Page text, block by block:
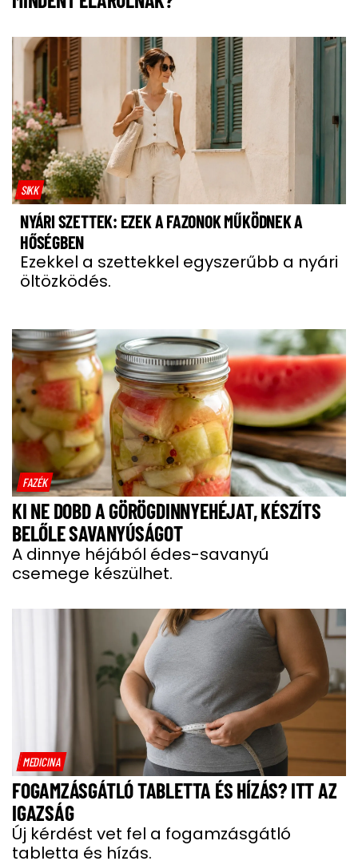
SIKK
NYÁRI SZETTEK: EZEK A FAZONOK MŰKÖDNEK A
HŐSÉGBEN
Ezekkel a szettekkel egyszerűbb a nyári
öltözködés.
FAZÉK
KI NE DOBD A GÖRÖGDINNYEHÉJAT, KÉSZÍTS
BELŐLE SAVANYÚSÁGOT
A dinnye héjából édes-savanyú
csemege készülhet.
MEDICINA
FOGAMZÁSGÁTLÓ TABLETTA ÉS HÍZÁS? ITT AZ
IGAZSÁG
Új kérdést vet fel a fogamzásgátló
tabletta és hízás.